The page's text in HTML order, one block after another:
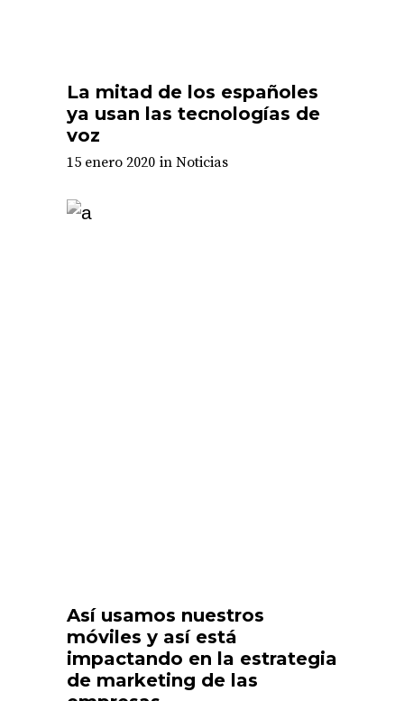
La mitad de los españoles
ya usan las tecnologías de
voz
15 enero 2020 in Noticias
Así usamos nuestros
móviles y así está
impactando en la estrategia
de marketing de las